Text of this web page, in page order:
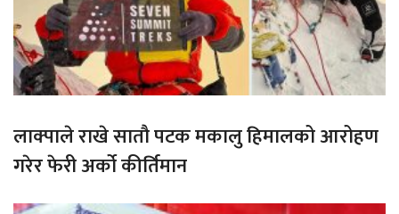
लाक्पाले राखे सातौ पटक मकालु हिमालको आरोहण
गरेर फेरी अर्को कीर्तिमान